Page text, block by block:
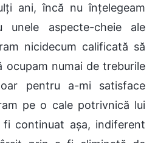
ani, încă nu înțelegeam
unele aspecte-cheie ale
nicidecum calificată să
ocupam numai de treburile
pentru a-mi satisface
pe o cale potrivnică lui
fi continuat așa, indiferent